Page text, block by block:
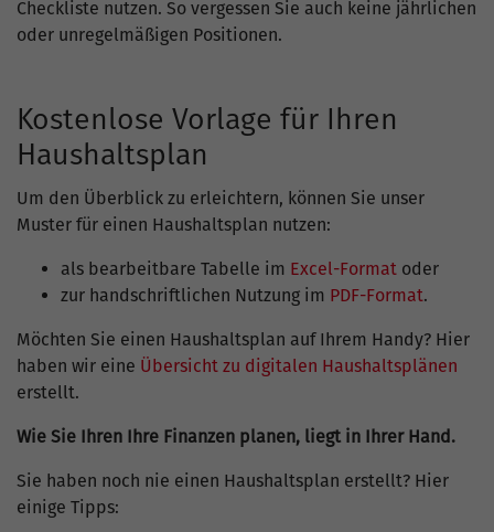
Checkliste nutzen. So vergessen Sie auch keine jährlichen
oder unregelmäßigen Positionen.
Kostenlose Vorlage für Ihren
Haushaltsplan
Um den Überblick zu erleichtern, können Sie unser
Muster für einen Haushaltsplan nutzen:
als bearbeitbare Tabelle im Excel-Format oder
zur handschriftlichen Nutzung im PDF-Format.
Möchten Sie einen Haushaltsplan auf Ihrem Handy? Hier
haben wir eine Übersicht zu digitalen Haushaltsplänen
erstellt.
Wie Sie Ihren Ihre Finanzen planen, liegt in Ihrer Hand.
Sie haben noch nie einen Haushaltsplan erstellt? Hier
einige Tipps: